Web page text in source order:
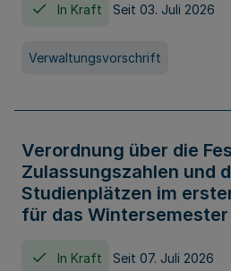
In Kraft Seit 03. Juli 2026
Verwaltungsvorschrift
Verordnung über die
Zulassungszahlen und
Studienplätzen im
für das
In Kraft Seit 07. Juli 2026